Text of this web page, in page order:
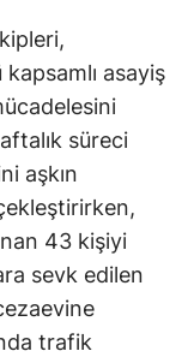
asayiş
süreci
aşkın
43 kişiyi
sevk edilen
trafik